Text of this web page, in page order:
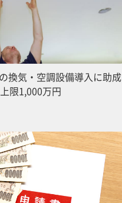
換気・空調設備導入に助成
限1,000万円